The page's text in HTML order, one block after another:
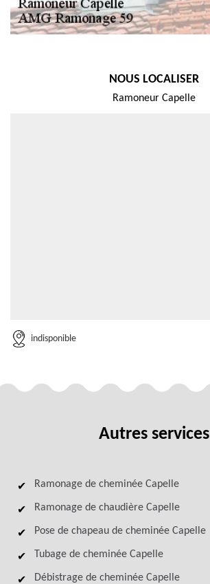
NOUS LOCALISER
Ramoneur Capelle
indisponible
Autres services
Ramonage de cheminée Capelle
Ramonage de chaudière Capelle
Pose de chapeau de cheminée Capelle
Tubage de cheminée Capelle
Débistrage de cheminée Capelle